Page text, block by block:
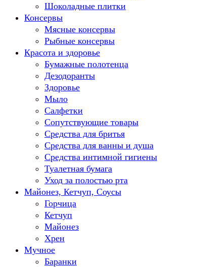
Шоколадные плитки
Консервы
Мясные консервы
Рыбные консервы
Красота и здоровье
Бумажные полотенца
Дезодоранты
Здоровье
Мыло
Салфетки
Сопутствующие товары
Средства для бритья
Средства для ванны и душа
Средства интимной гигиены
Туалетная бумага
Уход за полостью рта
Майонез, Кетчуп, Соусы
Горчица
Кетчуп
Майонез
Хрен
Мучное
Баранки